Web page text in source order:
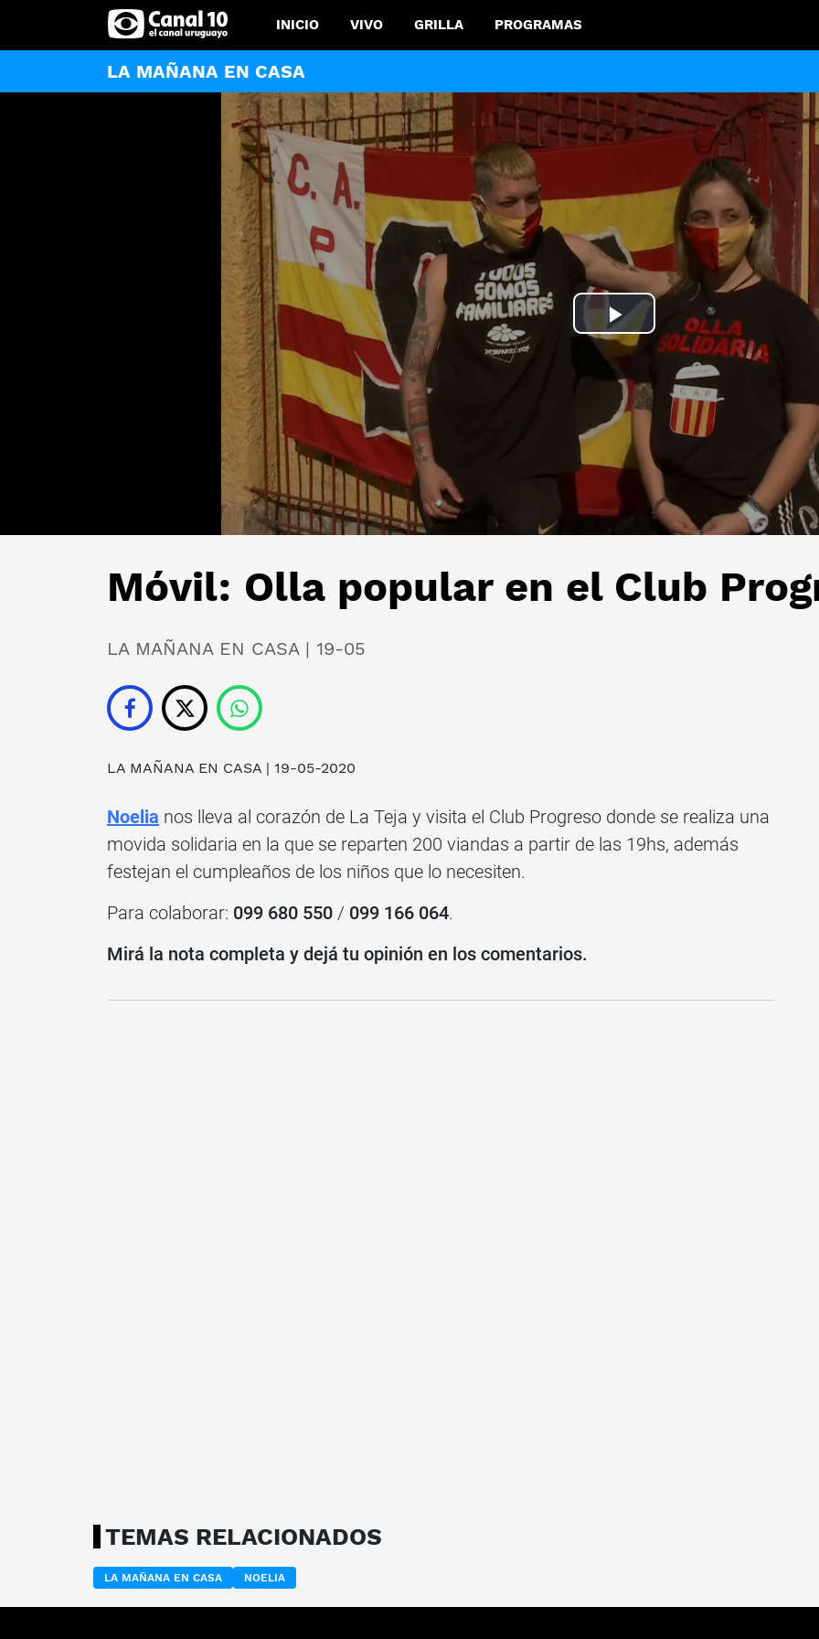
INICIO VIVO GRILLA PROGRAMAS
LA MAÑANA EN CASA
Play
Video
Móvil: Olla popular en el Club
LA MAÑANA EN CASA | 19-05
LA MAÑANA EN CASA | 19-05-2020
Noelia nos lleva al corazón de La Teja y visita el Club Progreso donde se realiza una
movida solidaria en la que se reparten 200 viandas a partir de las 19hs, además
festejan el cumpleaños de los niños que lo necesiten.
Para colaborar: 099 680 550 / 099 166 064.
Mirá la nota completa y dejá tu opinión en los comentarios.
TEMAS RELACIONADOS
LA MAÑANA EN CASA NOELIA